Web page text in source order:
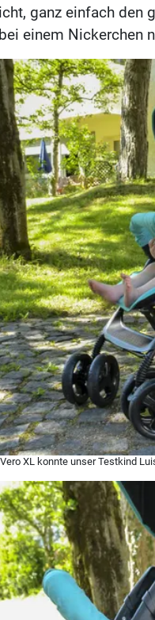
ganz einfach den
einem Nickerchen
XL konnte unser Testkind